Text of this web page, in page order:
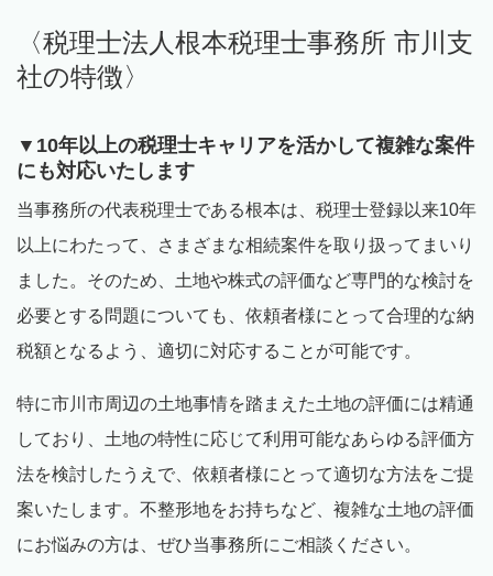
〈税理士法人根本税理士事務所 市川支
社の特徴〉
▼ 10年以上の税理士キャリアを活かして複雑な案件
にも対応いたします
当事務所の代表税理士である根本は、税理士登録以来10年
以上にわたって、さまざまな相続案件を取り扱ってまいり
ました。そのため、土地や株式の評価など専門的な検討を
必要とする問題についても、依頼者様にとって合理的な納
税額となるよう、適切に対応することが可能です。
特に市川市周辺の土地事情を踏まえた土地の評価には精通
しており、土地の特性に応じて利用可能なあらゆる評価方
法を検討したうえで、依頼者様にとって適切な方法をご提
案いたします。不整形地をお持ちなど、複雑な土地の評価
にお悩みの方は、ぜひ当事務所にご相談ください。